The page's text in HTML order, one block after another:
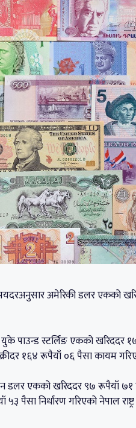
अमेरिकी डलर एकको
पाउन्ड स्टर्लिङ एकको खरिददर
१६४ रूपैयाँ ०६ पैसा कायम
डलर एकको खरिददर ९७ रूपैयाँ ७१
पैसा निर्धारण गरिएको नेपाल